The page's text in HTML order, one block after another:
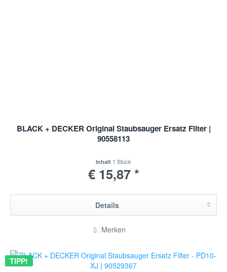
BLACK + DECKER Original Staubsauger Ersatz Filter |
90558113
Inhalt 1 Stück
€ 15,87 *
Details
Merken
TIPP!